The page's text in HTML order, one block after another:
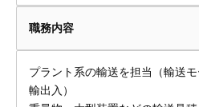
職務内容
プラント系の輸送を担当（輸送
輸出入）